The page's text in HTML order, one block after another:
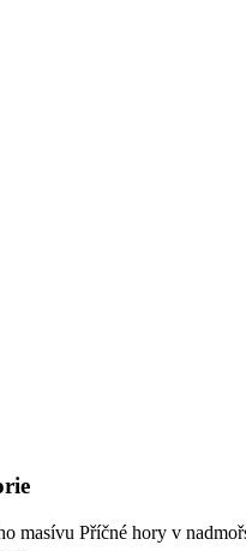
Příčné hory v